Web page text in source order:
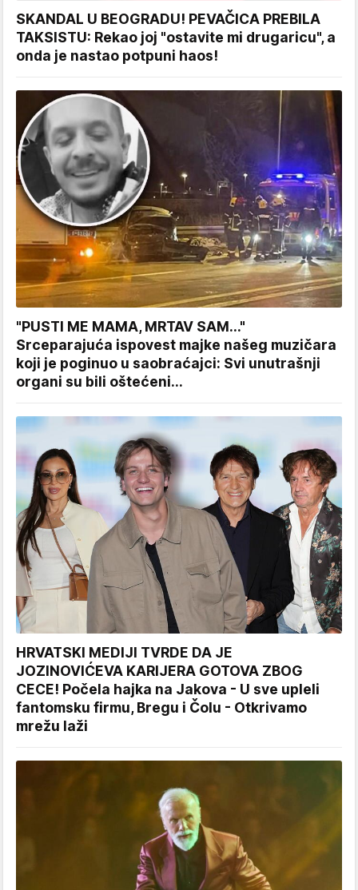
SKANDAL U BEOGRADU! PEVAČICA PREBILA
TAKSISTU: Rekao joj "ostavite mi drugaricu", a
onda je nastao potpuni haos!
"PUSTI ME MAMA, MRTAV SAM..."
Srceparajuća ispovest majke našeg muzičara
koji je poginuo u saobraćajci: Svi unutrašnji
organi su bili oštećeni...
HRVATSKI MEDIJI TVRDE DA JE
JOZINOVIĆEVA KARIJERA GOTOVA ZBOG
CECE! Počela hajka na Jakova - U sve upleli
fantomsku firmu, Bregu i Čolu - Otkrivamo
mrežu laži